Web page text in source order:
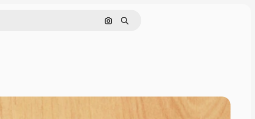
Nach Bild suchen
Suchen